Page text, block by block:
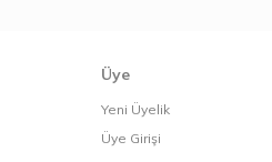
Üye
Yeni Üyelik
Üye Girişi